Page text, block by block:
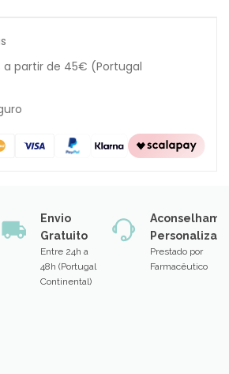
a partir de 45€ (Portugal
Envio
Gratuito
Entre 24h a
48h (Portugal
Continental)
Prestado por
Farmacêutico